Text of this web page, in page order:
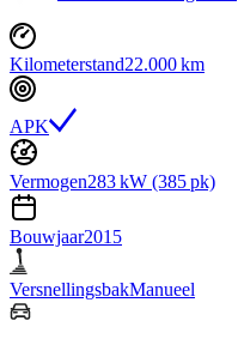
Kilometerstand22.000 km
APK
Vermogen283 kW (385 pk)
Bouwjaar2015
VersnellingsbakManueel